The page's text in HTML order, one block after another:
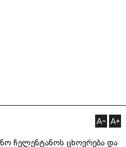
ჩელენტანოს ცხოვრება და